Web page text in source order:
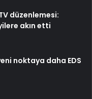
düzenlemesi:
akın etti
noktaya daha EDS